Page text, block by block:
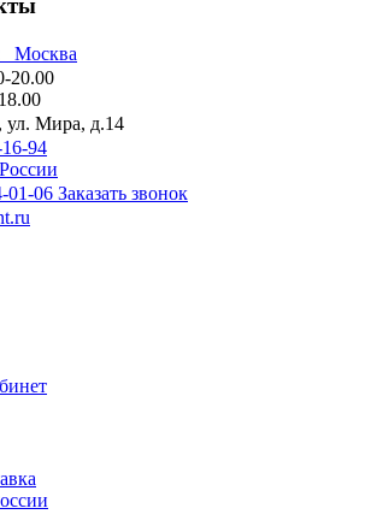
Москва
20.00
Мира, д.14
94
01-06 Заказать звонок